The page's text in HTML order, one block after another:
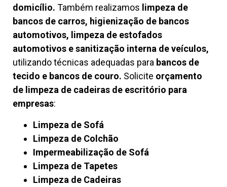
domicílio. Também realizamos limpeza de
bancos de carros, higienização de bancos
automotivos, limpeza de estofados
automotivos e sanitização interna de veículos,
utilizando técnicas adequadas para bancos de
tecido e bancos de couro. Solicite orçamento
de limpeza de cadeiras de escritório para
empresas:
Limpeza de Sofá
Limpeza de Colchão
Impermeabilização de Sofá
Limpeza de Tapetes
Limpeza de Cadeiras